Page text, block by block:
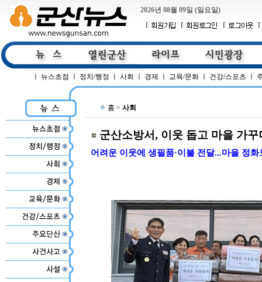
2026년 08월 09일 (일요일)
뉴스초점 정치/행정 사회 경제 교육/문화 건강/스포츠
홈 > 사회
군산소방서, 이웃 돕고 마을 가꾸
어려운 이웃에 생필품·이불 전달...마을 정화